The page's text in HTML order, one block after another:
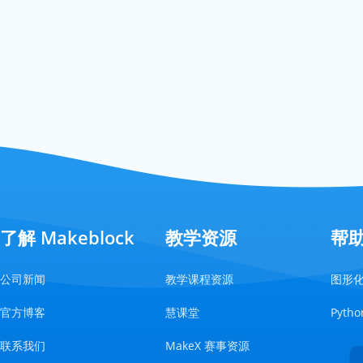
了解 Makeblock
公司新闻
官方博客
联系我们
教学资源
教学课程资源
慧课堂
MakeX 赛事资源
帮
图形